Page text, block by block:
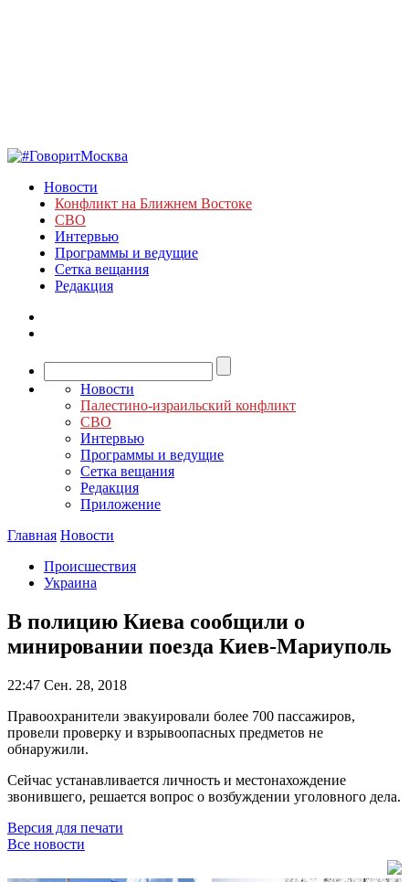
Новости
Конфликт на Ближнем Востоке
СВО
Интервью
Программы и ведущие
Сетка вещания
Редакция
Новости
Палестино-израильский конфликт
СВО
Интервью
Программы и ведущие
Сетка вещания
Редакция
Приложение
Главная Новости
Происшествия
Украина
В полицию Киева сообщили о
минировании поезда Киев-Мариуполь
22:47 Сен. 28, 2018
Правоохранители эвакуировали более 700 пассажиров,
провели проверку и взрывоопасных предметов не
обнаружили.
Сейчас устанавливается личность и местонахождение
звонившего, решается вопрос о возбуждении уголовного дела.
Версия для печати
Все новости